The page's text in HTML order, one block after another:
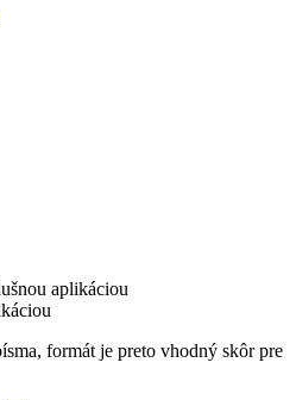
aplikáciou
formát je preto vhodný skôr pre